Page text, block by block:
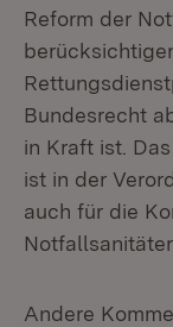
Reform der
Bundesrecht
in Kraft ist.
ist in der
auch für die
Andere